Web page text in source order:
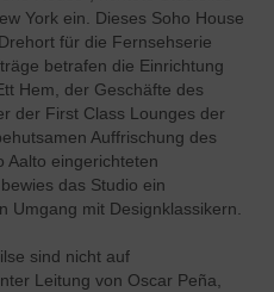
York ein. Dieses Soho House
für die Fernsehserie
betrafen die Einrichtung
Hem, der Geschäfte des
der First Class Lounges der
Auffrischung des
Aalto eingerichteten
das Studio ein
Umgang mit Designklassikern.
sind nicht auf
Leitung von Oscar Peña,